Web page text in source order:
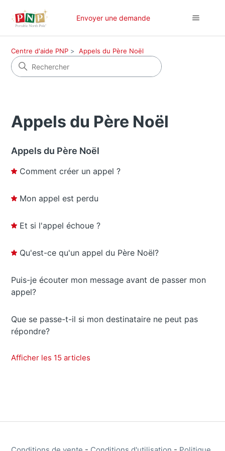
Envoyer une demande
Centre d'aide PNP Appels du Père Noël
Appels du Père Noël
Appels du Père Noël
Comment créer un appel ?
Mon appel est perdu
Et si l'appel échoue ?
Qu'est-ce qu'un appel du Père Noël?
Puis-je écouter mon message avant de passer mon
appel?
Que se passe-t-il si mon destinataire ne peut pas
répondre?
Afficher les 15 articles